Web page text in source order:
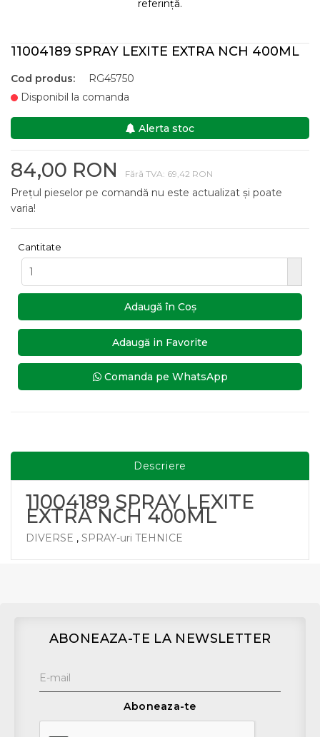
referință.
11004189 SPRAY LEXITE EXTRA NCH 400ML
Cod produs:
RG45750
Disponibil la comanda
Alerta stoc
84,00 RON Fără TVA: 69,42 RON
Prețul pieselor pe comandă nu este actualizat și poate
varia!
Cantitate
Adaugă în Coş
Adaugă in Favorite
Comanda pe WhatsApp
Descriere
11004189 SPRAY LEXITE
EXTRA NCH 400ML
DIVERSE , SPRAY-uri TEHNICE
ABONEAZA-TE LA NEWSLETTER
Aboneaza-te